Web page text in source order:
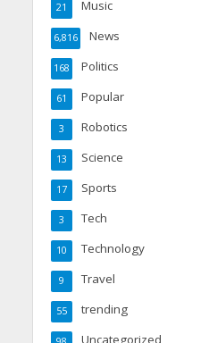
Music
21
News
6,816
Politics
168
Popular
61
Robotics
3
Science
13
Sports
17
Tech
3
Technology
10
Travel
9
trending
55